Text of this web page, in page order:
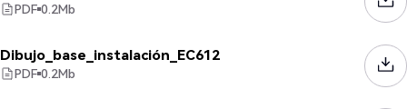
PDF 0.2Mb
Dibujo_base_instalación_EC612
PDF 0.2Mb